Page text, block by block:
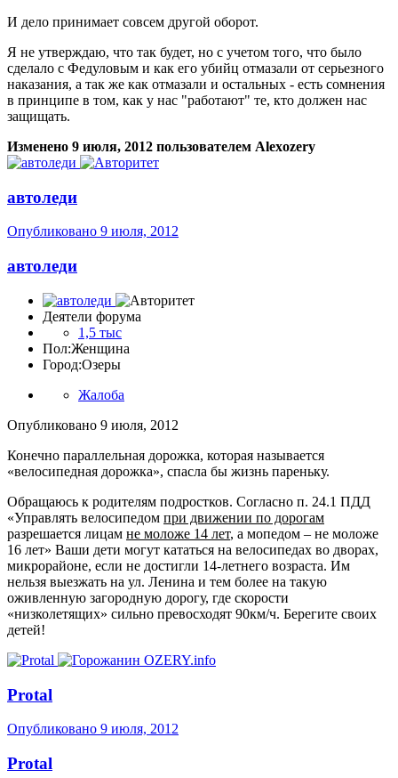
И дело принимает совсем другой оборот.
Я не утверждаю, что так будет, но с учетом того, что было
сделало с Федуловым и как его убийц отмазали от серьезного
наказания, а так же как отмазали и остальных - есть сомнения
в принципе в том, как у нас "работают" те, кто должен нас
защищать.
Изменено 9 июля, 2012 пользователем Alexozery
автоледи
Опубликовано 9 июля, 2012
автоледи
Деятели форума
1,5 тыс
Пол:Женщина
Город:Озеры
Жалоба
Опубликовано 9 июля, 2012
Конечно параллельная дорожка, которая называется
«велосипедная дорожка», спасла бы жизнь пареньку.
Обращаюсь к родителям подростков. Согласно п. 24.1 ПДД
«Управлять велосипедом при движении по дорогам
разрешается лицам не моложе 14 лет, а мопедом – не моложе
16 лет» Ваши дети могут кататься на велосипедах во дворах,
микрорайоне, если не достигли 14-летнего возраста. Им
нельзя выезжать на ул. Ленина и тем более на такую
оживленную загородную дорогу, где скорости
«низколетящих» сильно превосходят 90км/ч. Берегите своих
детей!
Protal
Опубликовано 9 июля, 2012
Protal